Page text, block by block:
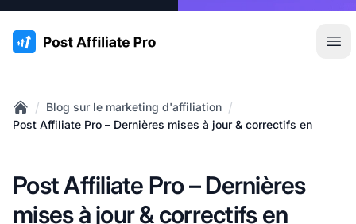
:site.title
Home
/ Blog sur le marketing d'affiliation /
Post Affiliate Pro – Dernières mises à jour & correctifs en
Post Affiliate Pro – Dernières
mises à jour & correctifs en